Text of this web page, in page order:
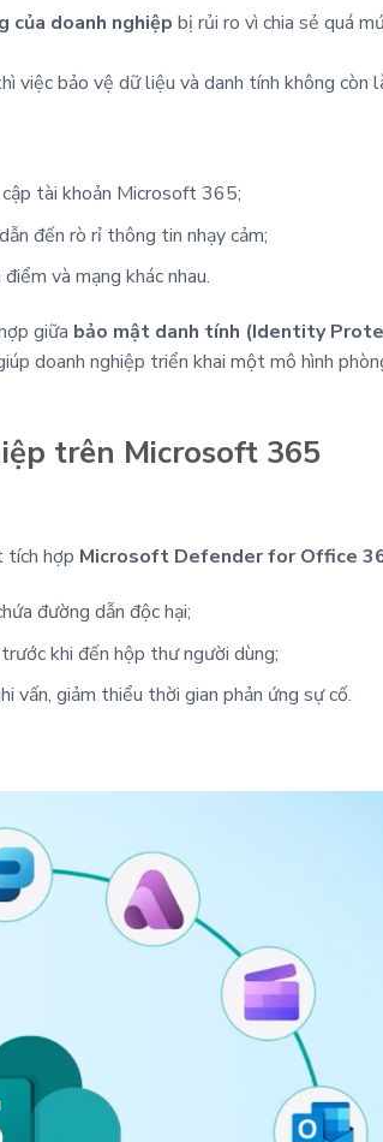
của doanh nghiệp bị rủi ro vì chia sẻ quá
bảo vệ dữ liệu và danh tính không còn
tài khoản Microsoft 365;
đến rò rỉ thông tin nhạy cảm;
và mạng khác nhau.
giữa bảo mật danh tính (Identity
doanh nghiệp triển khai một mô hình
trên Microsoft 365
tích hợp Microsoft Defender for Office
đường dẫn độc hại;
khi đến hộp thư người dùng;
vấn, giảm thiểu thời gian phản ứng sự cố.